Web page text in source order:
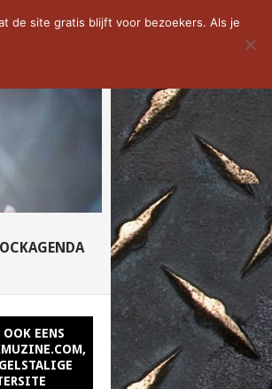
OOK EENS
de site gratis blijft voor bezoekers. Als je